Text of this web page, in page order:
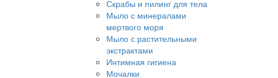
Скрабы и пилинг для тела
Мыло с минералами
мертвого моря
Мыло с растительными
экстрактами
Интимная гигиена
Мочалки